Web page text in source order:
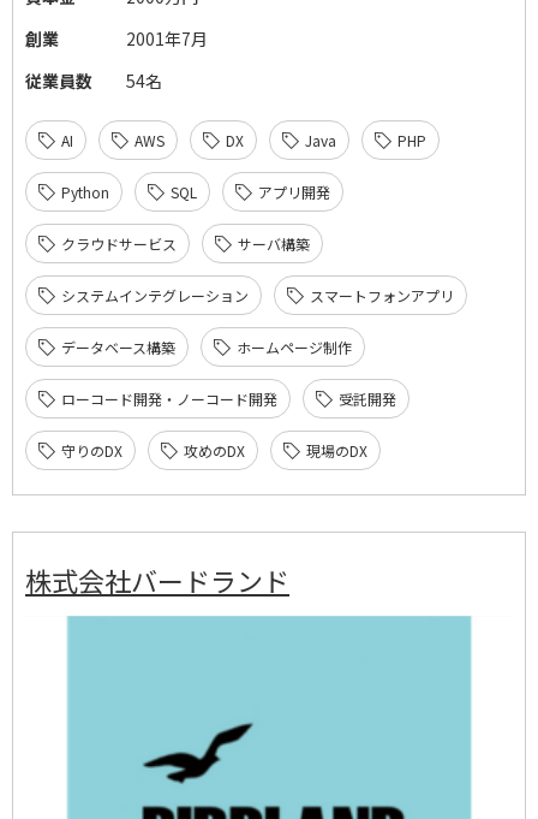
創業
2001年7月
従業員数
54名
AI AWS DX Java PHP
Python SQL アプリ開発
クラウドサービス サーバ構築
システムインテグレーション スマートフォンアプリ
データベース構築 ホームページ制作
ローコード開発・ノーコード開発 受託開発
守りのDX 攻めのDX 現場のDX
株式会社バードランド